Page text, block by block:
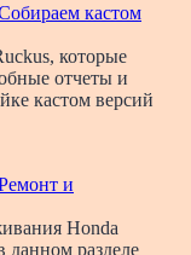
кастом
которые
отчеты и
кастом версий
и
Honda
разделе